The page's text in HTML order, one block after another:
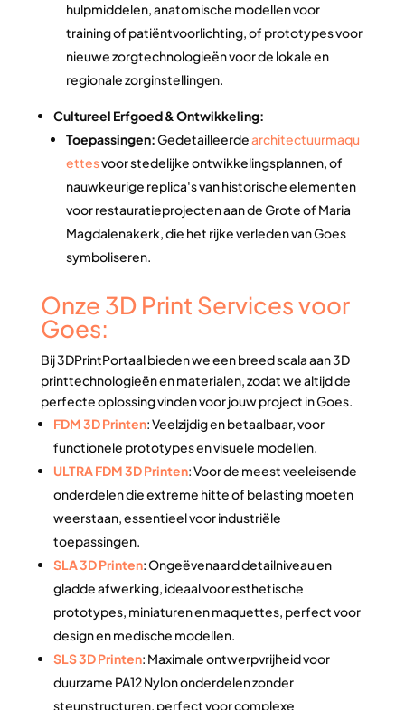
hulpmiddelen, anatomische modellen voor
training of patiëntvoorlichting, of prototypes voor
nieuwe zorgtechnologieën voor de lokale en
regionale zorginstellingen.
Cultureel Erfgoed & Ontwikkeling:
Toepassingen:Gedetailleerdearchitectuurmaqu
ettesvoor stedelijke ontwikkelingsplannen, of
nauwkeurige replica's van historische elementen
voor restauratieprojecten aan de Grote of Maria
Magdalenakerk, die het rijke verleden van Goes
symboliseren.
Onze 3D Print Services voor
Goes:
Bij 3DPrintPortaal bieden we een breed scala aan 3D
printtechnologieën en materialen, zodat we altijd de
perfecte oplossing vinden voor jouw project in Goes.
FDM 3D Printen: Veelzijdig en betaalbaar, voor
functionele prototypes en visuele modellen.
ULTRA FDM 3D Printen: Voor de meest veeleisende
onderdelen die extreme hitte of belasting moeten
weerstaan, essentieel voor industriële
toepassingen.
SLA 3D Printen: Ongeëvenaard detailniveau en
gladde afwerking, ideaal voor esthetische
prototypes, miniaturen en maquettes, perfect voor
design en medische modellen.
SLS 3D Printen: Maximale ontwerpvrijheid voor
duurzame PA12 Nylon onderdelen zonder
steunstructuren, perfect voor complexe